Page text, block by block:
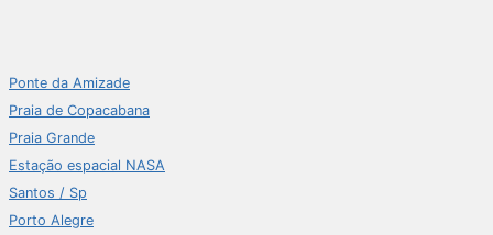
Ponte da Amizade
Praia de Copacabana
Praia Grande
Estação espacial NASA
Santos / Sp
Porto Alegre